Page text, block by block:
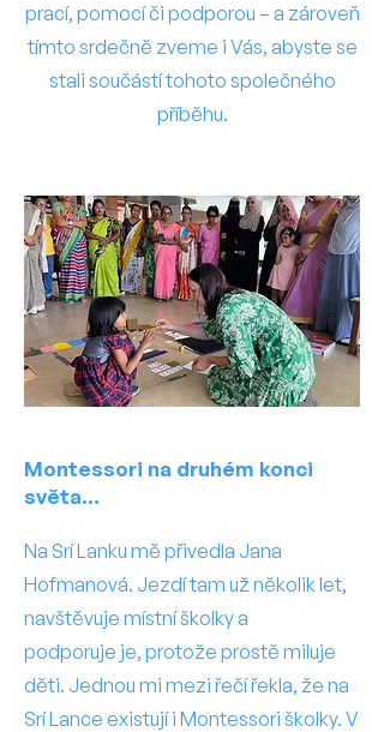
prací, pomocí či podporou – a zároveň
tímto srdečně zveme i Vás, abyste se
stali součástí tohoto společného
příběhu.
Montessori na druhém konci
světa...
Na Srí Lanku mě přivedla Jana
Hofmanová. Jezdí tam už několik let,
navštěvuje místní školky a
podporuje je, protože prostě miluje
děti. Jednou mi mezi řečí řekla, že na
Srí Lance existují i Montessori školky. V